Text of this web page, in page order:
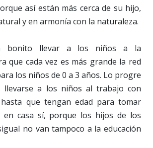
así están más cerca de su hijo,
y en armonía con la naturaleza.
bonito llevar a los niños a la
que cada vez es más grande la red
los niños de 0 a 3 años. Lo progre
llevarse a los niños al trabajo con
que tengan edad para tomar
en casa sí, porque los hijos de los
no van tampoco a la educación